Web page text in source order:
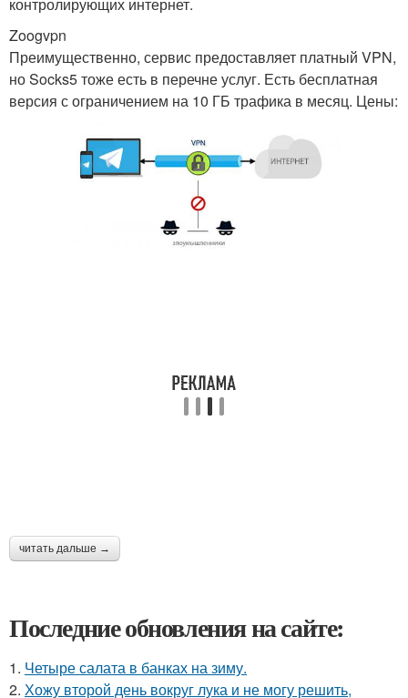
Zoogvpn
Преимущественно, сервис предоставляет платный VPN,
но Socks5 тоже есть в перечне услуг. Есть бесплатная
версия с ограничением на 10 ГБ трафика в месяц. Цены:
читать дальше →
Последние обновления на сайте:
1. Четыре салата в банках на зиму.
2. Хожу второй день вокруг лука и не могу решить,